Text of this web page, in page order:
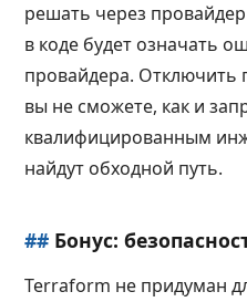
решать через
в коде будет означать
провайдера.
вы не сможете, как и
квалифицированным
найдут обходной путь.
## Бонус:
Terraform не придуман